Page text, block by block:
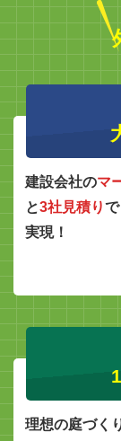
建設会社のマ
と3社見積り
実現！
理想の庭づく